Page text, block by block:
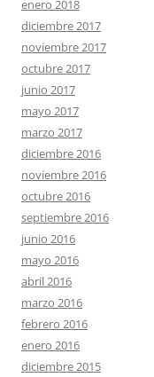
enero 2018
diciembre 2017
noviembre 2017
octubre 2017
junio 2017
mayo 2017
marzo 2017
diciembre 2016
noviembre 2016
octubre 2016
septiembre 2016
junio 2016
mayo 2016
abril 2016
marzo 2016
febrero 2016
enero 2016
diciembre 2015